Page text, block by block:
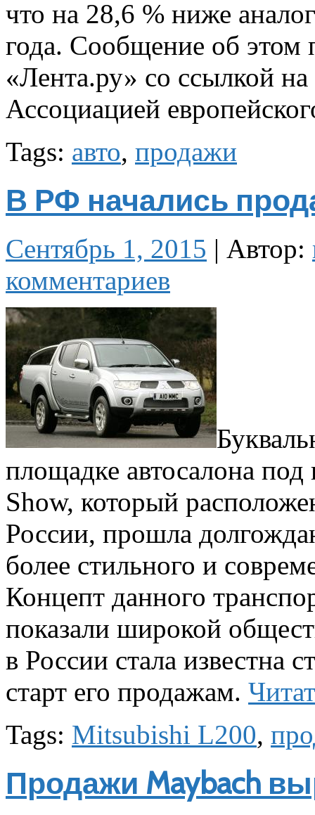
что на 28,6 % ниже
года. Сообщение об этом
«Лента.ру» со ссылкой
Ассоциацией
Tags: авто, продажи
В РФ начались
Сентябрь 1, 2015 | Автор:
комментариев
площадке автосалона
Show, который
России, прошла
более стильного и
Концепт данного
показали широкой
в России стала известна
старт его продажам.
Tags: Mitsubishi L200,
Продажи Maybach